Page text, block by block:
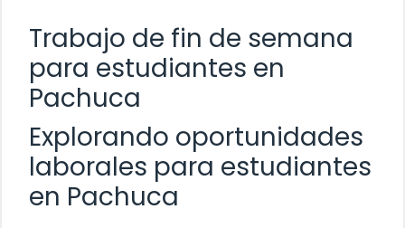
Trabajo de fin de semana
para estudiantes en
Pachuca
Explorando oportunidades
laborales para estudiantes
en Pachuca